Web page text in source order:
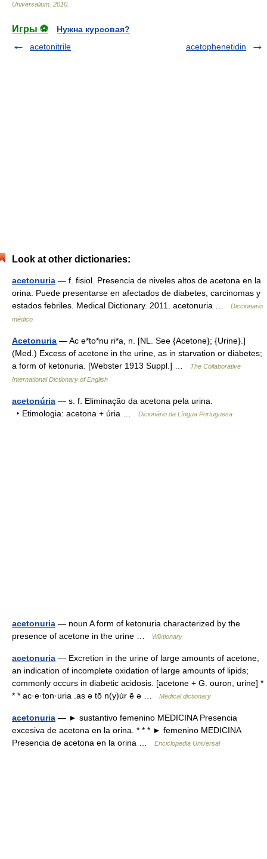
Universalium 2010
Игры ⚽
Нужна курсовая?
acetonitrile
acetophenetidin
Look at other dictionaries:
acetonuria — f. fisiol. Presencia de niveles altos de acetona en la
orina. Puede presentarse en afectados de diabetes, carcinomas y
estados febriles. Medical Dictionary. 2011. acetonuria …
Diccionario
médico
Acetonuria — Ac e*to*nu ri*a, n. [NL. See {Acetone}; {Urine}.]
(Med.) Excess of acetone in the urine, as in starvation or diabetes;
a form of ketonuria. [Webster 1913 Suppl.] …
The Collaborative
International Dictionary of English
acetonúria — s. f. Eliminação da acetona pela urina.
‣ Etimologia: acetona + úria …
Dicionário da Língua Portuguesa
acetonuria — noun A form of ketonuria characterized by the
presence of acetone in the urine …
Wiktionary
acetonuria — Excretion in the urine of large amounts of acetone,
an indication of incomplete oxidation of large amounts of lipids;
commonly occurs in diabetic acidosis. [acetone + G. ouron, urine] *
* * ac·e·ton·uria .as ə tō n(y)u̇r ē ə …
Medical dictionary
acetonuria — ► sustantivo femenino MEDICINA Presencia
excesiva de acetona en la orina. * * * ► femenino MEDICINA
Presencia de acetona en la orina …
Enciclopedia Universal